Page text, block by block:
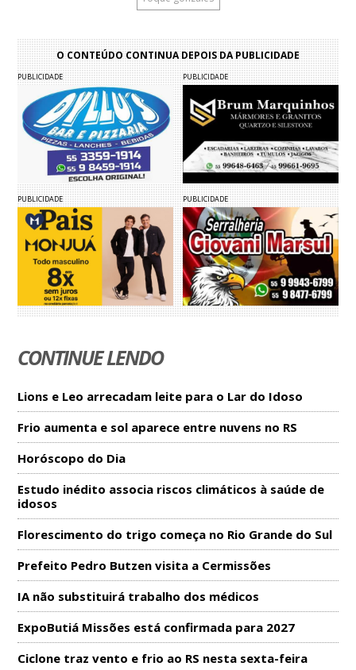
O CONTEÚDO CONTINUA DEPOIS DA PUBLICIDADE
PUBLICIDADE PUBLICIDADE
PUBLICIDADE PUBLICIDADE
CONTINUE LENDO
Lions e Leo arrecadam leite para o Lar do Idoso
Frio aumenta e sol aparece entre nuvens no RS
Horóscopo do Dia
Estudo inédito associa riscos climáticos à saúde de
idosos
Florescimento do trigo começa no Rio Grande do Sul
Prefeito Pedro Butzen visita a Cermissões
IA não substituirá trabalho dos médicos
ExpoButiá Missões está confirmada para 2027
Ciclone traz vento e frio ao RS nesta sexta-feira